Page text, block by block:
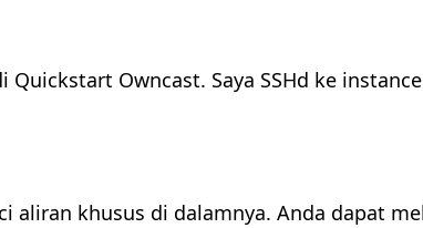
Owncast. Saya SSHd ke
khusus di dalamnya. Anda dapat